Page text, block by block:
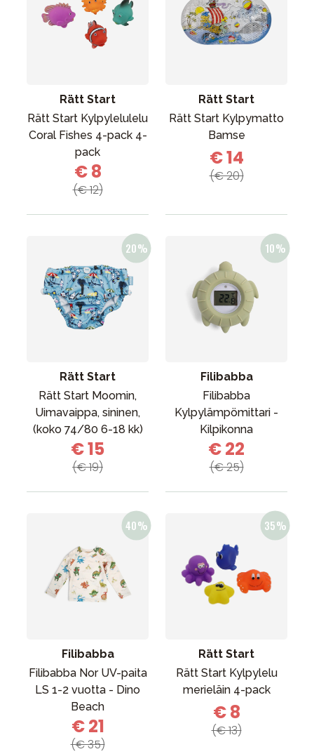
Rätt Start
Rätt Start Kylpylelulelu
Coral Fishes 4-pack 4-
pack
€ 8
(€ 12)
Rätt Start
Rätt Start Kylpymatto
Bamse
€ 14
(€ 20)
Rätt Start
Rätt Start Moomin,
Uimavaippa, sininen,
(koko 74/80 6-18 kk)
€ 15
(€ 19)
Filibabba
Filibabba
Kylpylämpömittari -
Kilpikonna
€ 22
(€ 25)
Filibabba
Filibabba Nor UV-paita
LS 1-2 vuotta - Dino
Beach
€ 21
(€ 35)
Rätt Start
Rätt Start Kylpylelu
merieläin 4-pack
€ 8
(€ 13)